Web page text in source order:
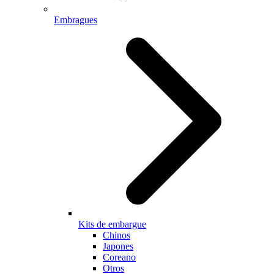
Embragues
Kits de embargue
Chinos
Japones
Coreano
Otros